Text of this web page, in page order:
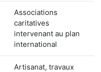
Associations
caritatives
intervenant au plan
international
Artisanat, travaux